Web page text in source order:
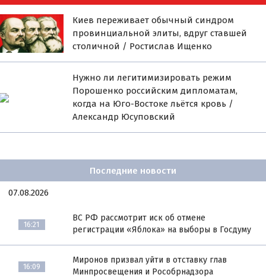
Киев переживает обычный синдром
провинциальной элиты, вдруг ставшей
столичной / Ростислав Ищенко
Нужно ли легитимизировать режим
Порошенко российским дипломатам,
когда на Юго-Востоке льётся кровь /
Александр Юсуповский
Последние новости
07.08.2026
16:21
ВС РФ рассмотрит иск об отмене
регистрации «Яблока» на выборы в Госдуму
16:09
Миронов призвал уйти в отставку глав
Минпросвещения и Рособрнадзора